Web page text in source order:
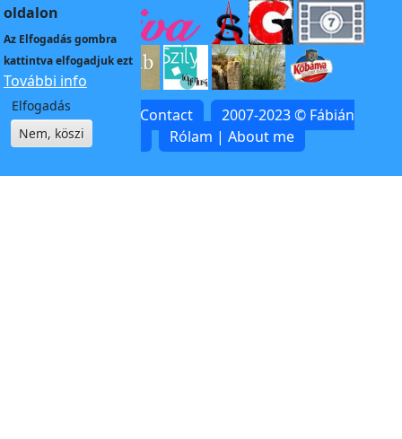
Kapcsolat | Contact
2007-2023 © Fábián
Rólam | About me
oldalon
Az Elfogadásgombra
kattintva elfogadjuk ezt
További info
Elfogadás
Nem, köszi